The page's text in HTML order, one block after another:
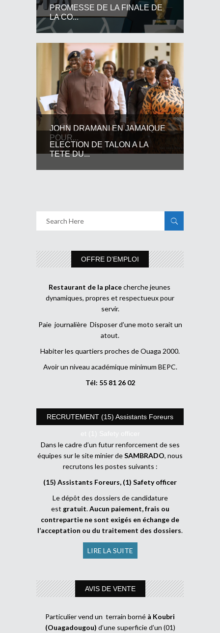
PROMESSE DE LA FINALE DE
LA CO...
JOHN DRAMANI EN JAMAIQUE
POUR...
ELECTION DE TALON A LA
TETE DU...
OFFRE D’EMPLOI
Restaurant de la placecherche jeunes
dynamiques, propres et respectueux pour
servir.
Paie journalière Disposer d’une moto serait un
atout.
Habiter les quartiers proches de Ouaga 2000.
Avoir un niveau académique minimum BEPC.
Tél: 55 81 26 02
RECRUTEMENT (15) Assistants Foreurs
et (1) Safety officer
Dans le cadre d’un futur renforcement de ses
équipes sur le site minier deSAMBRADO, nous
recrutons les postes suivants :
(15) Assistants Foreurs, (1) Safety officer
Le dépôt des dossiers de candidature
est gratuit.Aucun paiement, frais ou
contrepartie ne sont exigés en échange de
l’acceptation ou du traitement des dossiers.
LIRE LA SUITE
AVIS DE VENTE
Particulier vend un terrain borné à Koubri
(Ouagadougou) d’une superficie d’un (01)